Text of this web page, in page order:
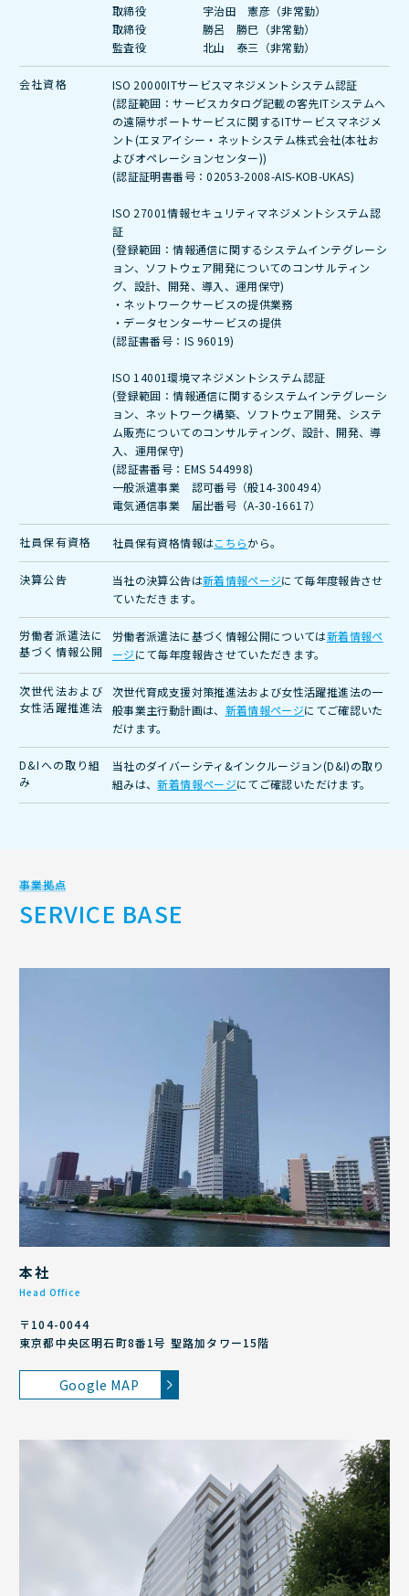
取締役 宇治田 憲彦（非常勤）
取締役 勝呂 勝巳（非常勤）
監査役 北山 泰三（非常勤）
会社資格
ISO 20000ITサービスマネジメントシステム認証
(認証範囲：サービスカタログ記載の客先ITシステムへ
の遠隔サポートサービスに関するITサービスマネジメ
ント(エヌアイシー・ネットシステム株式会社(本社お
よびオペレーションセンター))
(認証証明書番号：02053-2008-AIS-KOB-UKAS)
ISO 27001情報セキュリティマネジメントシステム認
証
(登録範囲：情報通信に関するシステムインテグレーシ
ョン、ソフトウェア開発についてのコンサルティン
グ、設計、開発、導入、運用保守)
・ネットワークサービスの提供業務
・データセンターサービスの提供
(認証書番号：IS 96019)
ISO 14001環境マネジメントシステム認証
(登録範囲：情報通信に関するシステムインテグレーシ
ョン、ネットワーク構築、ソフトウェア開発、システ
ム販売についてのコンサルティング、設計、開発、導
入、運用保守)
(認証書番号：EMS 544998)
一般派遣事業 認可番号（般14-300494）
電気通信事業 届出番号（A-30-16617）
社員保有資格 社員保有資格情報はこちらから。
決算公告 当社の決算公告は新着情報ページにて毎年度報告させ
ていただきます。
労働者派遣法に
基づく情報公開
労働者派遣法に基づく情報公開については新着情報ペ
ージにて毎年度報告させていただきます。
次世代法および
女性活躍推進法
次世代育成支援対策推進法および女性活躍推進法の一
般事業主行動計画は、 新着情報ページにてご確認いた
だけます。
D&Iへの取り組
み
当社のダイバーシティ&インクルージョン(D&I)の取り
組みは、新着情報ページにてご確認いただけます。
事業拠点
SERVICE BASE
本社
Head Office
〒104-0044
東京都中央区明石町8番1号 聖路加タワー15階
Google MAP